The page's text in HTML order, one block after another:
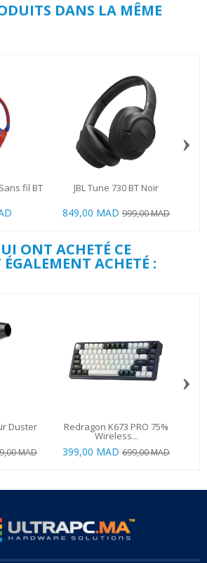
DANS LA MÊME
fil BT JBL Tune 730 BT Noir
849,00 MAD 999,00 MAD
›
ONT ACHETÉ CE
ACHETÉ :
Duster
MAD
Redragon K673 PRO 75%
Wireless...
399,00 MAD 699,00 MAD
›